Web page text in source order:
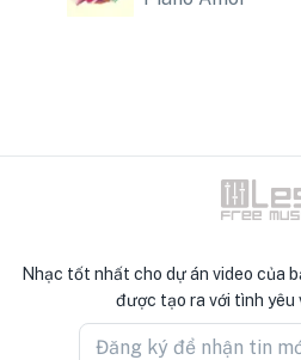
Nhạc tốt nhất cho dự án video của
được tạo ra với tình yêu
Đăng ký để nhận tin